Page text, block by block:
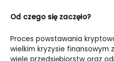
Od czego się zaczęło?
Proces powstawania
wielkim kryzysie finansowym